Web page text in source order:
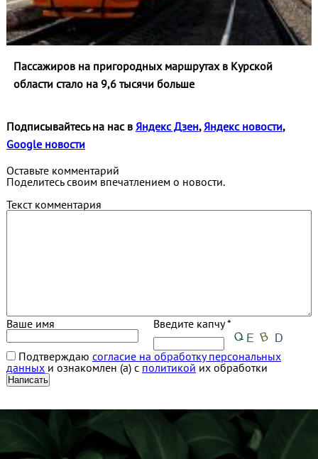
Пассажиров на пригородных маршрутах в Курской
области стало на 9,6 тысячи больше
Подписывайтесь на нас в Яндекс Дзен,Яндекс новости,
Google новости
Оставьте комментарий
Поделитесь своим впечатлением о новости.
Текст комментария
Ваше имя Введите капчу *
Подтверждаю согласие на обработку персональных
данныхи ознакомлен (а) с политикой их обработки